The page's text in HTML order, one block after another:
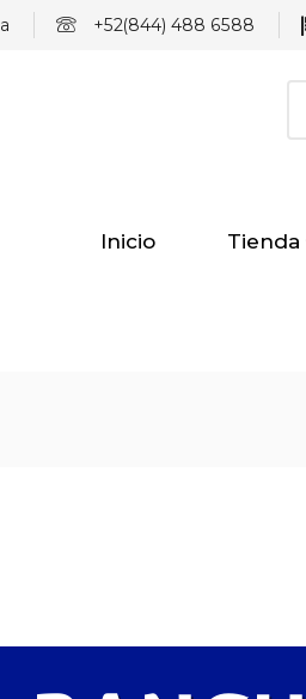
+52(844) 488 6588
Inicio Tienda